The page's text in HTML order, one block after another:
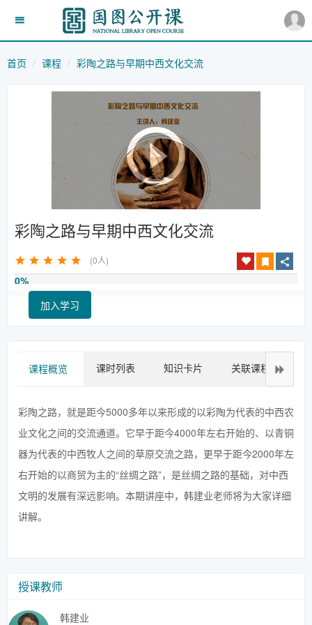
首页 课程 彩陶之路与早期中西文化交流
彩陶之路与早期中西文化交流
(0人)
0%
加入学习
课程概览 课时列表 知识卡片 关联课程
彩陶之路，就是距今5000多年以来形成的以彩陶为代表的中西农
业文化之间的交流通道。它早于距今4000年左右开始的、以青铜
器为代表的中西牧人之间的草原交流之路，更早于距今2000年左
右开始的以商贸为主的“丝绸之路”，是丝绸之路的基础，对中西
文明的发展有深远影响。本期讲座中，韩建业老师将为大家详细
讲解。
授课教师
韩建业